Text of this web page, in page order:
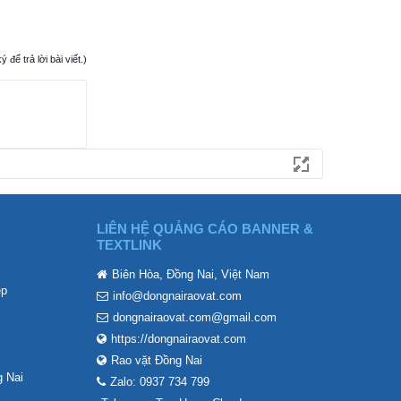
để trả lời bài viết.)
Nai
LIÊN HỆ QUẢNG CÁO BANNER &
TEXTLINK
Biên Hòa, Đồng Nai, Việt Nam
info@dongnairaovat.com
dongnairaovat.com@gmail.com
https://dongnairaovat.com
Rao vặt Đồng Nai
Zalo: 0937 734 799